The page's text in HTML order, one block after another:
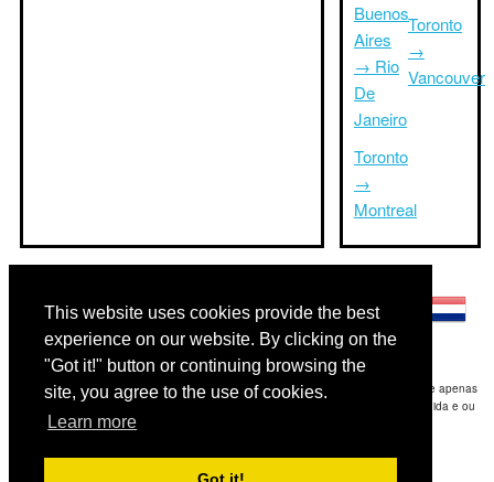
This website uses cookies provide the best
experience on our website. By clicking on the
"Got it!" button or continuing browsing the
site, you agree to the use of cookies.
Learn more
Buenos
Aires
→ Rio
De
Janeiro
Toronto
→
Montreal
Toronto
→
Vancouver
Disclaimer: As informações apresentadas neste site é a nossa melhor estimativa e apenas
para sua referência.Triptimeto.com não se responsabiliza por qualquer atraso de ida e ou
consequentes danos / resultou das informações fornecidas.
Copyright 2015-2026